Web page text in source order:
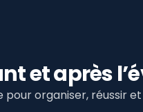
et après
organiser, réussir